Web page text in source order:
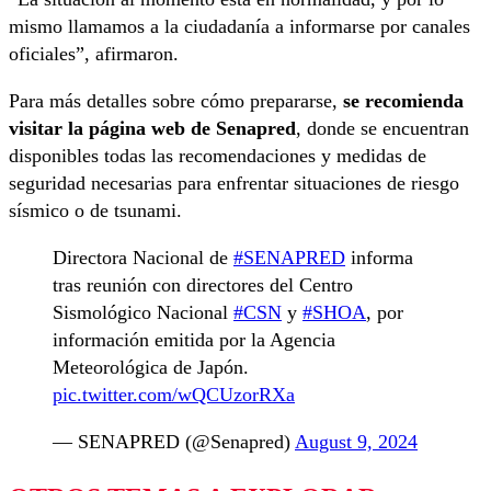
mismo llamamos a la ciudadanía a informarse por canales
oficiales”, afirmaron.
Para más detalles sobre cómo prepararse, se recomienda
visitar la página web de Senapred, donde se encuentran
disponibles todas las recomendaciones y medidas de
seguridad necesarias para enfrentar situaciones de riesgo
sísmico o de tsunami.
Directora Nacional de #SENAPRED informa
tras reunión con directores del Centro
Sismológico Nacional #CSN y #SHOA, por
información emitida por la Agencia
Meteorológica de Japón.
pic.twitter.com/wQCUzorRXa
— SENAPRED (@Senapred) August 9, 2024